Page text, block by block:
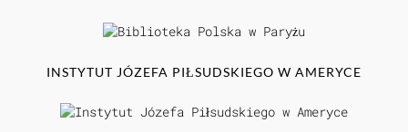
INSTYTUT JÓZEFA PIŁSUDSKIEGO W AMERYCE